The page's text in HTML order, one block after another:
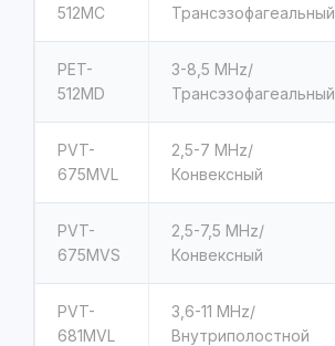
512MC
Трансэзофагеальный
PET-
512MD
3-8,5 MHz/
Трансэзофагеальный
PVT-
675MVL
2,5-7 MHz/
Конвексный
PVT-
675MVS
2,5-7,5 MHz/
Конвексный
PVT-
681MVL
3,6-11 MHz/
Внутриполостной